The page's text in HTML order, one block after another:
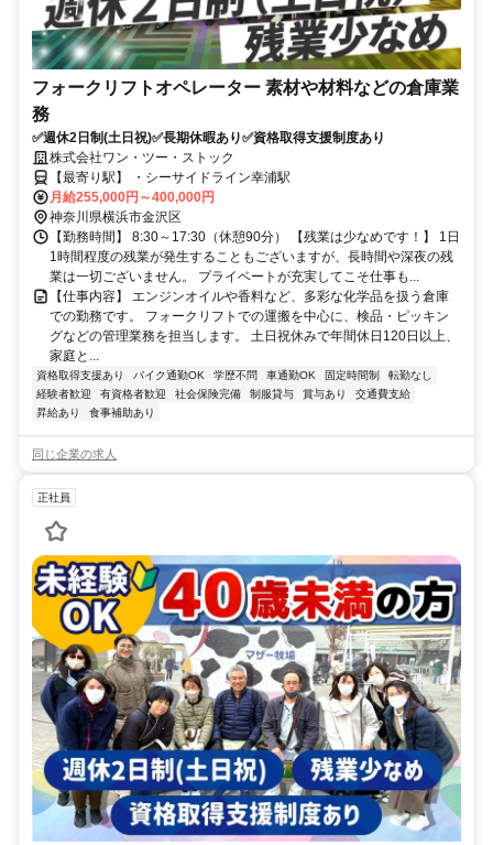
フォークリフトオペレーター 素材や材料などの倉庫業
務
✅週休2日制(土日祝)✅長期休暇あり✅資格取得支援制度あり
株式会社ワン・ツー・ストック
【最寄り駅】 ・シーサイドライン幸浦駅
月給255,000円～400,000円
神奈川県横浜市金沢区
【勤務時間】 8:30～17:30（休憩90分） 【残業は少なめです！】 1日
1時間程度の残業が発生することもございますが、長時間や深夜の残
業は一切ございません。 プライベートが充実してこそ仕事も...
【仕事内容】 エンジンオイルや香料など、多彩な化学品を扱う倉庫
での勤務です。 フォークリフトでの運搬を中心に、検品・ピッキン
グなどの管理業務を担当します。 土日祝休みで年間休日120日以上、
家庭と...
資格取得支援あり バイク通勤OK 学歴不問 車通勤OK 固定時間制
転勤なし
経験者歓迎
有資格者歓迎 社会保険完備 制服貸与 賞与あり
交通費支給
昇給あり
食事補助あり
同じ企業の求人
正社員